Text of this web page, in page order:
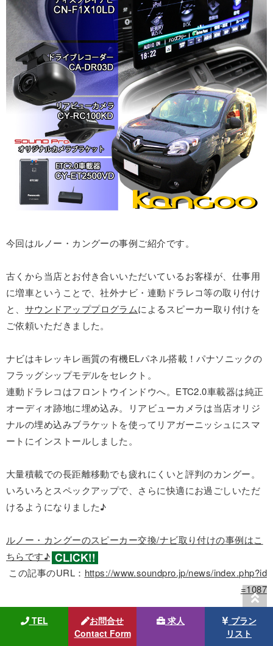
今回はルノー・カングーの事例ご紹介です。
古くから当店とお付き合いいただいているお客様が、仕事用
に増車ということで、社外ナビ・連動ドラレコ等の取り付け
と、 サウンドアッププログラムによるスピーカー取り付けを
ご依頼いただきました。
ナビはキレッキレ画質の有機ELパネル搭載！パナソニックの
フラッグシップモデルをセレクト。
連動ドラレコはフロントウインドウへ。ETC2.0車載器は純正
オーディオ跡地に埋め込み。リアビューカメラは当店オリジ
ナルの埋め込みブラケットを使ってリアガーニッシュにスマ
ートにインストールしました。
大量積載での長距離移動でも疲れにくいと評判のカングー。
いろいろとスペックアップで、さらに快適にお過ごしいただ
けるようになりました♪
ルノー・カングーのスピーカー交換/ナビ取り付けの事例はこ
ちらです♪
この記事のURL： https://www.soundpro.jp/news/index.php?id
=1087
TEL
お問合せ
Contact Form
求人
プラン
リスト